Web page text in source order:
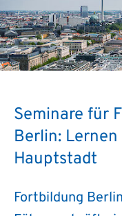
Seminare für
Berlin:
Hauptstadt
Fortbildung